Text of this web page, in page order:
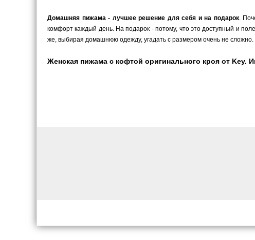
Домашняя пижама - лучшее решение для себя и на подарок.
комфорт каждый день. На подарок - потому, что это доступный и
же, выбирая домашнюю одежду, угадать с размером очень не
Женская пижама с кофтой оригинального кроя от Key.